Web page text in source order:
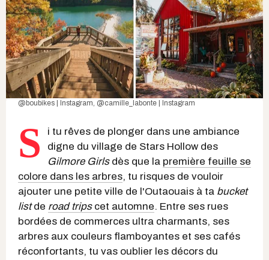
@boubikes | Instagram, @camille_labonte | Instagram
S
i tu rêves de plonger dans une ambiance
digne du village de Stars Hollow des
Gilmore Girlsdès que la première feuille se
colore dans les arbres, tu risques de vouloir
ajouter une petite ville de l'Outaouais à ta bucket
listde road trips cet automne. Entre ses rues
bordées de commerces ultra charmants, ses
arbres aux couleurs flamboyantes et ses cafés
réconfortants, tu vas oublier les décors du